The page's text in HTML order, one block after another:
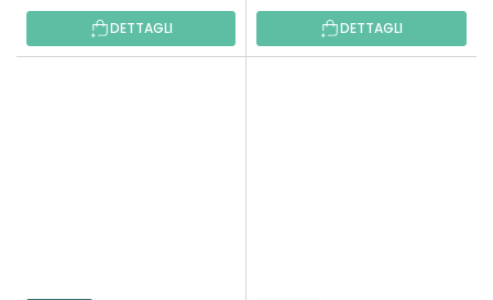
DETTAGLI DETTAGLI